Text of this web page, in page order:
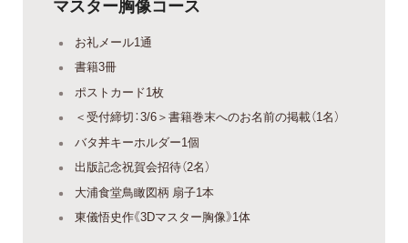
お礼メール1通
書籍3冊
ポストカード1枚
＜受付締切：3/6＞書籍巻末へのお名前の掲載（1名）
バタ丼キーホルダー1個
出版記念祝賀会招待（2名）
大浦食堂鳥瞰図柄 扇子1本
東儀悟史作《3Dマスター胸像》1体